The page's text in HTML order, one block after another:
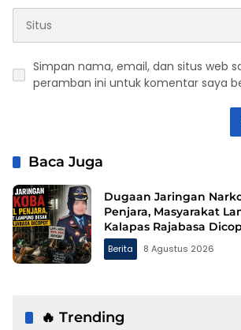
Simpan nama, email, dan situs web
peramban ini untuk komentar saya
Baca Juga
Dugaan Jaringan
Penjara, Masyarakat
Kalapas Rajabasa
Berita 8 Agustus 2026
🔥 Trending